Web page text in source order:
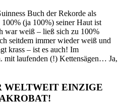
Buch der Rekorde als
(ja 100%) seiner Haut ist
war weiß – ließ sich zu 100%
seitdem immer wieder weiß und
krass – ist es auch! Im
mit laufenden (!) Kettensägen… Ja,
WELTWEIT EINZIGE